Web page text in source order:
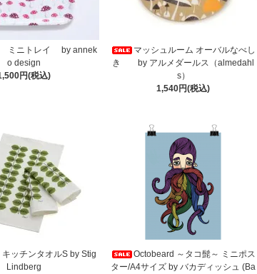
ミニトレイ by annek
o design
円(税込)
マッシュルーム オーバルなべし
き by アルメダールス（almedahl
s）
1,540円(税込)
キッチンタオルS by Stig
Lindberg
Octobeard ～タコ髭～ ミニポス
ター/A4サイズ by バカディッシュ (Ba